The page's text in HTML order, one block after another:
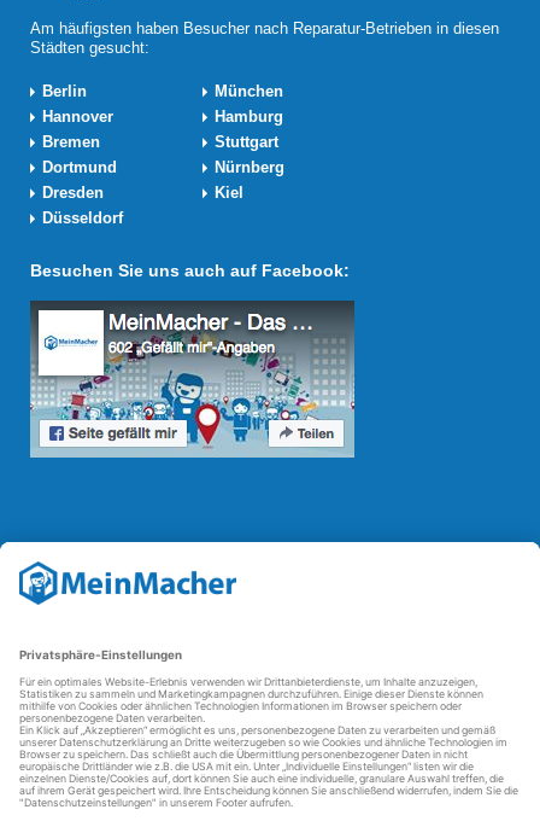
Am häufigsten haben Besucher nach Reparatur-Betrieben in diesen
Städten gesucht:
Berlin
München
Hannover
Hamburg
Bremen
Stuttgart
Dortmund
Nürnberg
Dresden
Kiel
Düsseldorf
Besuchen Sie uns auch auf Facebook:
Reparatur Revolution
Mit derReparatur-Revolution
Reparaturbedingungen in Deutschland: Für Produkte, die sich gut
reparierenden Betriebe und des Reparatur-Know-hows in
Deutschland.
Weitere Informationen
FAQ - häufig gestellte Fragen
Partner werden
Über uns